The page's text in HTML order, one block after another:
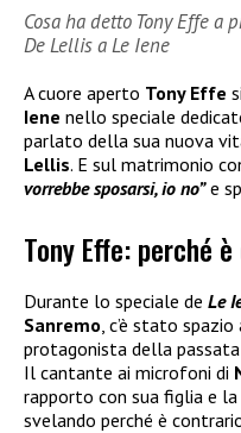
Cosa ha detto Tony Effe a
De Lellis a Le Iene
A cuore aperto Tony Effe
Iene nello speciale
parlato della sua nuova
Lellis. E sul matrimonio
vorrebbe sposarsi, io no”e
Tony Effe: perché
Durante lo speciale de Le
Sanremo , c’è stato
protagonista della
Il cantante ai microfoni di
rapporto con sua figlia e
svelando perché è